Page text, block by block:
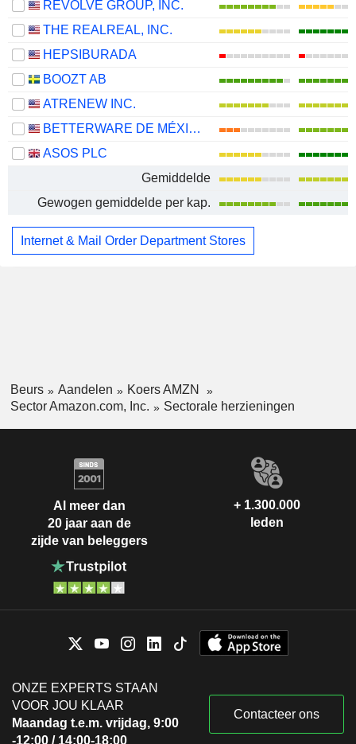
REVOLVE GROUP, INC.
THE REALREAL, INC.
HEPSIBURADA
BOOZT AB
ATRENEW INC.
BETTERWARE DE MÉXICO, S.A.P.I. DE C.V.
ASOS PLC
Gemiddelde
Gewogen gemiddelde per kap.
Internet & Mail Order Department Stores
Beurs Aandelen
Koers AMZN
Sector Amazon.com, Inc.
Sectorale herzieningen
Al meer dan
20 jaar aan de
zijde van beleggers
+ 1.300.000
leden
ONZE EXPERTS STAAN
VOOR JOU KLAAR
Maandag t.e.m. vrijdag, 9:00
-12:00 / 14:00-18:00
Contacteer ons